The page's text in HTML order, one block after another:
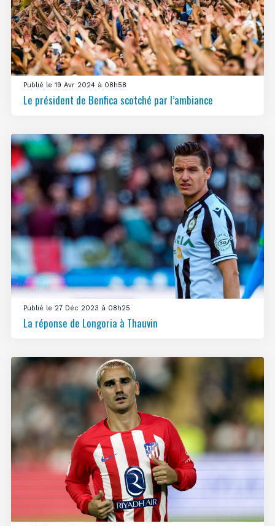
Publié le 19 Avr 2024 à 08h58
Le président de Benfica scotché par l’ambiance
Publié le 27 Déc 2023 à 08h25
La réponse de Longoria à Thauvin